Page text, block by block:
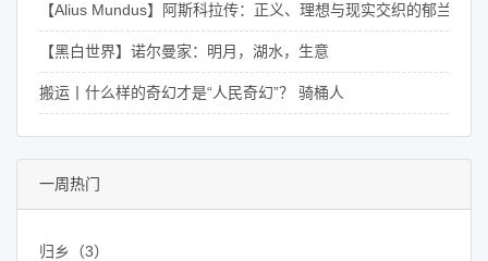
【Alius Mundus】阿斯科拉传：正义、理想与现实交织的郁兰骑士
【黑白世界】诺尔曼家：明月，湖水，生意
搬运丨什么样的奇幻才是“人民奇幻”？ 骑桶人
一周热门
归乡（3）